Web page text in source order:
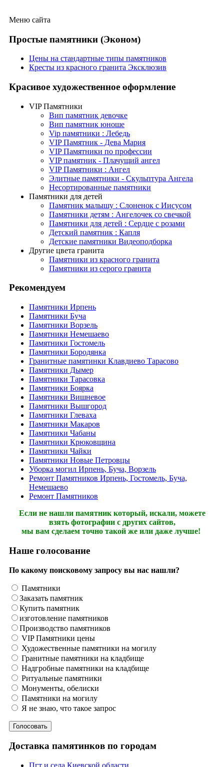
Меню сайта
Простые памятники (Эконом)
Цены на стандартные типы памятников
Кресты из красного гранита Эксклюзив
Красивое художественное оформление
VIP Памятники
Вип памятник девочке
Вип памятник юноше
Vip памятники : Лебедь
VIP Памятник - Дева Мария
VIP Памятники по профессии
VIP памятник - Плачущий ангел
VIP Памятники : Ангел
Элитные памятники - Скульптура Ангела
Несортированные памятники
Памятники для детей
Памятник малышу : Слоненок с Иисусом
Памятники детям : Ангелочек со свечкой
Памятники для детей : Сердце с розами
Детский памятник : Капля
Детские памятники Видеоподборка
Другие цвета гранита
Памятники из красного гранита
Памятники из серого гранита
Рекомендуем
Памятники Ирпень
Памятники Буча
Памятники Ворзель
Памятники Немешаево
Памятники Гостомель
Памятники Бородянка
Гранитные памятинки Клавдиево Тарасово
Памятники Дымер
Памятники Тарасовка
Памятники Боярка
Памятники Вишневое
Памятники Вышгород
Памятники Глеваха
Памятники Макаров
Памятники Чабаны
Памятники Крюковщина
Памятники Чайки
Памятники Новые Петровцы
Уборка могил Ирпень, Буча, Ворзель
Ремонт Памятников Ирпень, Гостомель, Буча,
Немешаево
Ремонт Памятников
Если не нашли памятник который, искали, можете
взять фотографии с других сайтов,
мы вам сделаем точно такой же или даже лучше!
Наше голосование
По какому поисковому запросу вы нас нашли?
Памятники
Заказать памятник
Купить памятник
изготовление памятников
Производство памятников
VIP Памятники цены
Художественные памятники на могилу
Гранитные памятники на кладбище
Надгробные памятники на кладбище
Ритуальные памятники
Монументы, обелиски
Памятники на могилу
Я не знаю, что такое запрос
Доставка памятинков по городам
Пгт и села Киевской области